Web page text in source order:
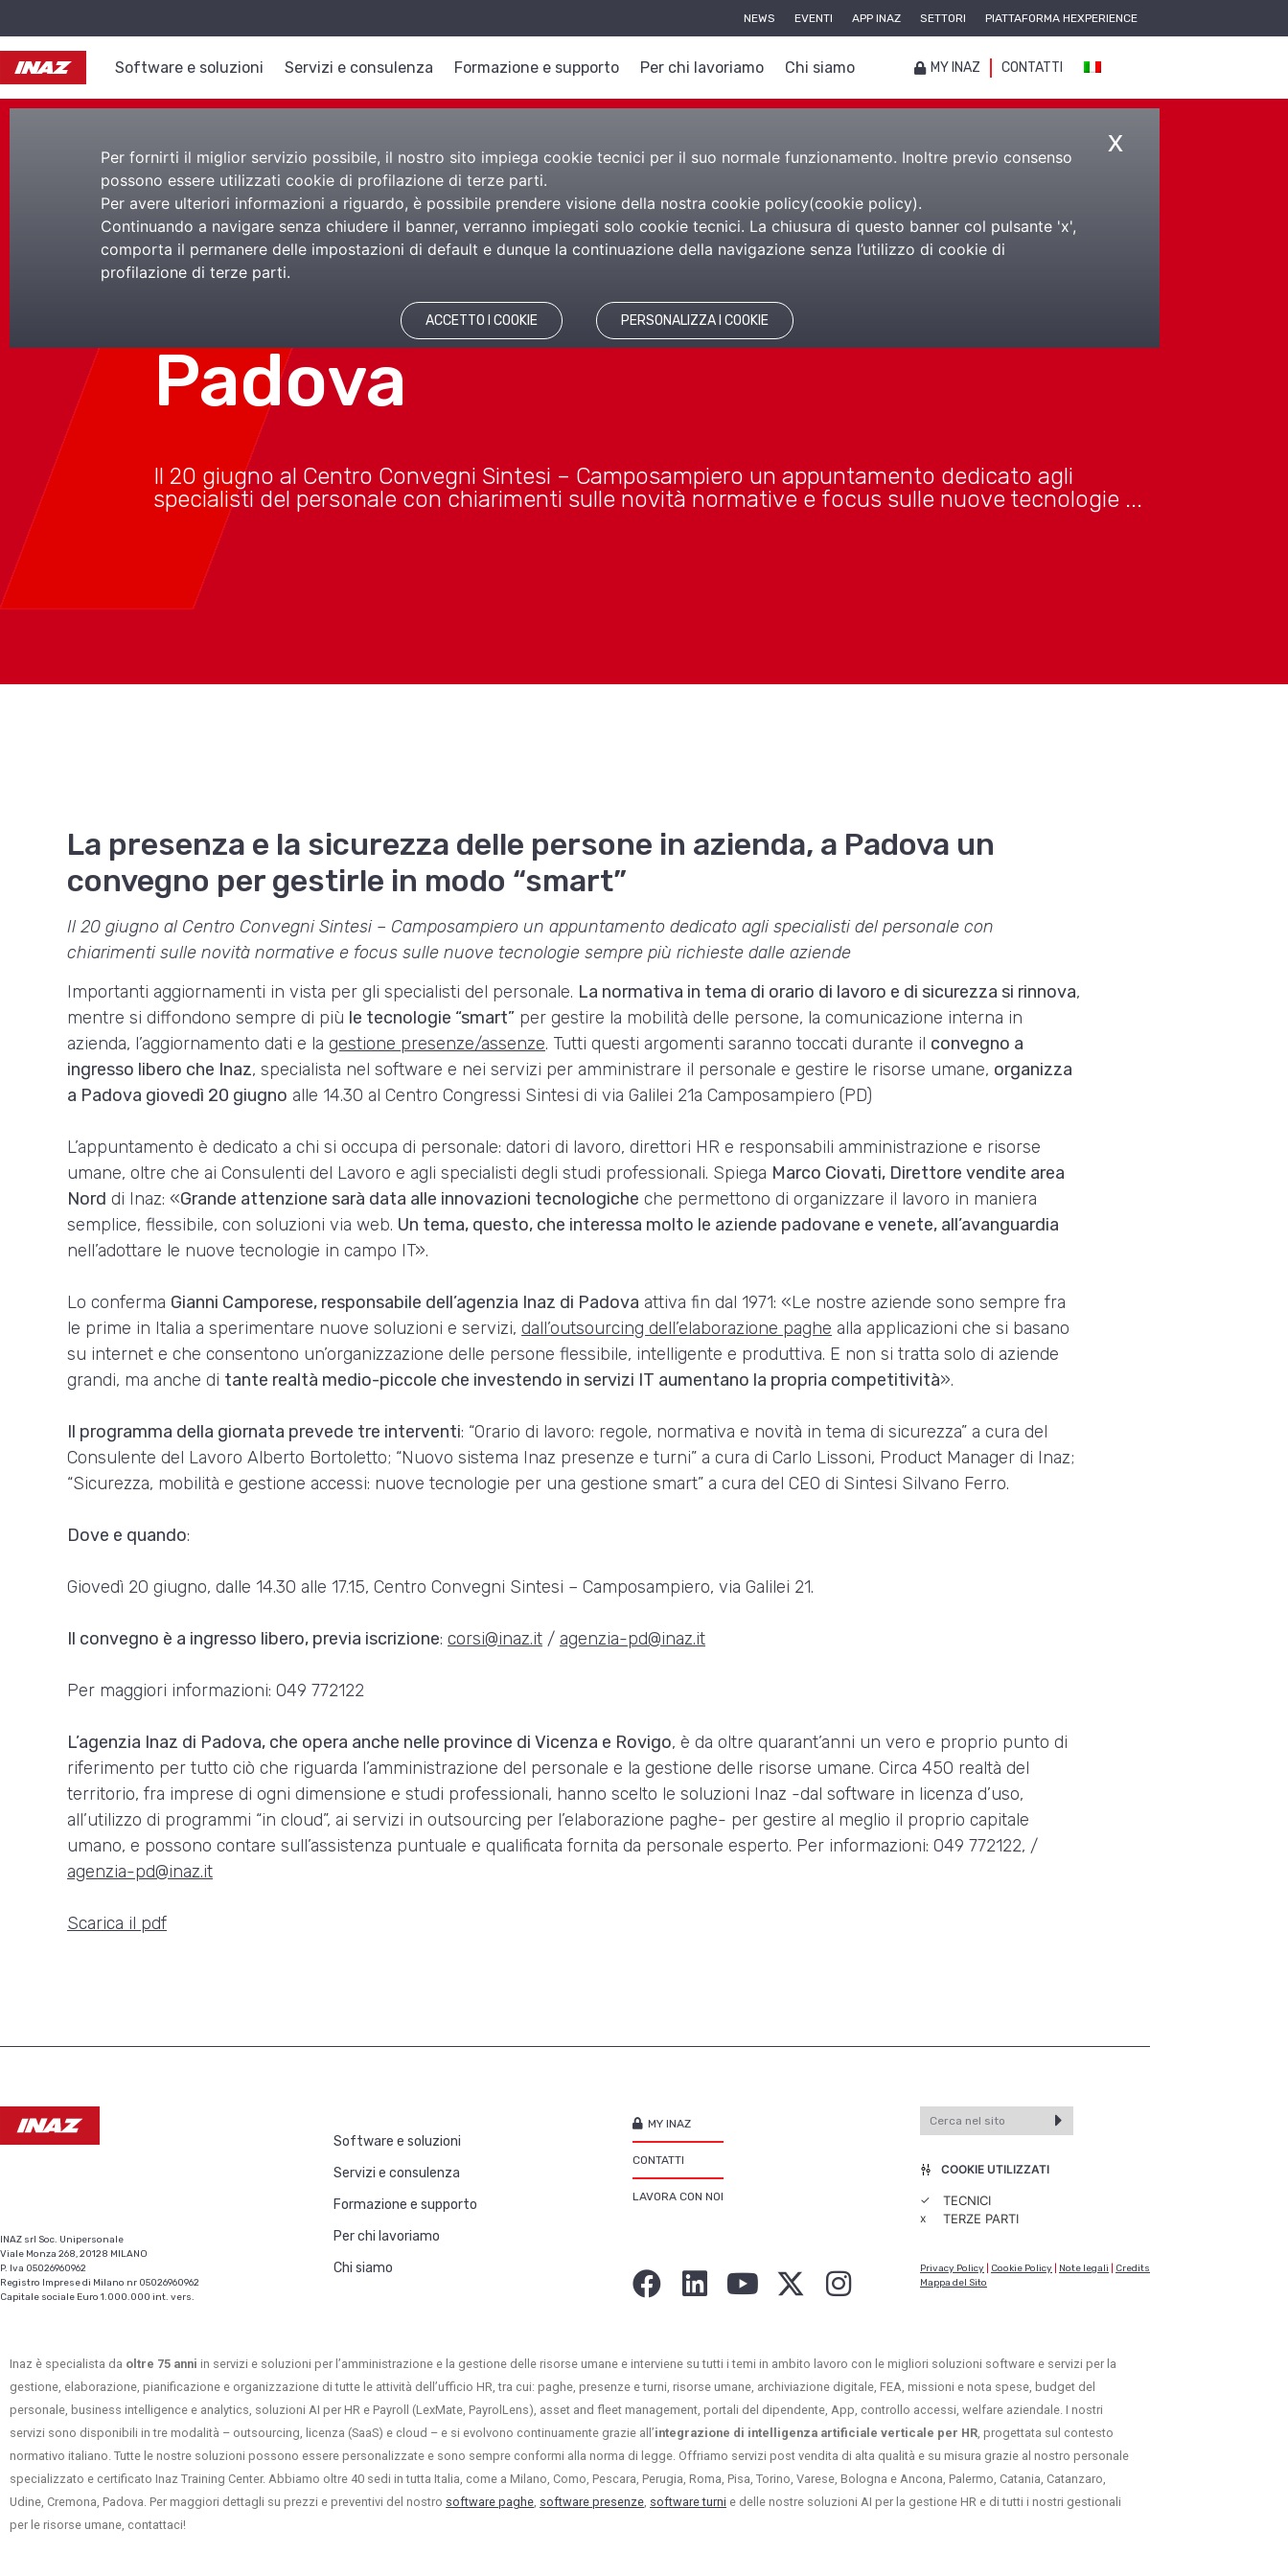
NEWS EVENTI APP INAZ SETTORI PIATTAFORMA HEXPERIENCE
Software e soluzioni Servizi e consulenza Formazione e supporto Per chi lavoriamo Chi siamo MY INAZ CONTATTI
x
Per fornirti il miglior servizio possibile, il nostro sito impiega cookie tecnici per il suo normale funzionamento. Inoltre previo consenso
possono essere utilizzati cookie di profilazione di terze parti.
Per avere ulteriori informazioni a riguardo, è possibile prendere visione della nostra cookie policy(cookie policy).
Continuando a navigare senza chiudere il banner, verranno impiegati solo cookie tecnici. La chiusura di questo banner col pulsante 'x',
comporta il permanere delle impostazioni di default e dunque la continuazione della navigazione senza l’utilizzo di cookie di
profilazione di terze parti.
ACCETTO I COOKIE PERSONALIZZA I COOKIE
Presenze e Turni smart
Padova
Il 20 giugno al Centro Convegni Sintesi – Camposampiero un appuntamento dedicato agli
specialisti del personale con chiarimenti sulle novità normative e focus sulle nuove tecnologie ...
La presenza e la sicurezza delle persone in azienda, a Padova un
convegno per gestirle in modo “smart”
Il 20 giugno al Centro Convegni Sintesi – Camposampiero un appuntamento dedicato agli specialisti del personale con
chiarimenti sulle novità normative e focus sulle nuove tecnologie sempre più richieste dalle aziende
Importanti aggiornamenti in vista per gli specialisti del personale. La normativa in tema di orario di lavoro e di sicurezza si rinnova,
mentre si diffondono sempre di più le tecnologie “smart” per gestire la mobilità delle persone, la comunicazione interna in
azienda, l’aggiornamento dati e la gestione presenze/assenze. Tutti questi argomenti saranno toccati durante il convegno a
ingresso libero che Inaz, specialista nel software e nei servizi per amministrare il personale e gestire le risorse umane, organizza
a Padova giovedì 20 giugno alle 14.30 al Centro Congressi Sintesi di via Galilei 21a Camposampiero (PD)
L’appuntamento è dedicato a chi si occupa di personale: datori di lavoro, direttori HR e responsabili amministrazione e risorse
umane, oltre che ai Consulenti del Lavoro e agli specialisti degli studi professionali. Spiega Marco Ciovati, Direttore vendite area
Nord di Inaz: «Grande attenzione sarà data alle innovazioni tecnologiche che permettono di organizzare il lavoro in maniera
semplice, flessibile, con soluzioni via web. Un tema, questo, che interessa molto le aziende padovane e venete, all’avanguardia
nell’adottare le nuove tecnologie in campo IT».
Lo conferma Gianni Camporese, responsabile dell’agenzia Inaz di Padova attiva fin dal 1971: «Le nostre aziende sono sempre fra
le prime in Italia a sperimentare nuove soluzioni e servizi, dall’outsourcing dell’elaborazione paghe alla applicazioni che si basano
su internet e che consentono un’organizzazione delle persone flessibile, intelligente e produttiva. E non si tratta solo di aziende
grandi, ma anche di tante realtà medio-piccole che investendo in servizi IT aumentano la propria competitività».
Il programma della giornata prevede tre interventi: “Orario di lavoro: regole, normativa e novità in tema di sicurezza” a cura del
Consulente del Lavoro Alberto Bortoletto; “Nuovo sistema Inaz presenze e turni” a cura di Carlo Lissoni, Product Manager di Inaz;
“Sicurezza, mobilità e gestione accessi: nuove tecnologie per una gestione smart” a cura del CEO di Sintesi Silvano Ferro.
Dove e quando:
Giovedì 20 giugno, dalle 14.30 alle 17.15, Centro Convegni Sintesi – Camposampiero, via Galilei 21.
Il convegno è a ingresso libero, previa iscrizione: corsi@inaz.it / agenzia-pd@inaz.it
Per maggiori informazioni: 049 772122
L’agenzia Inaz di Padova, che opera anche nelle province di Vicenza e Rovigo, è da oltre quarant’anni un vero e proprio punto di
riferimento per tutto ciò che riguarda l’amministrazione del personale e la gestione delle risorse umane. Circa 450 realtà del
territorio, fra imprese di ogni dimensione e studi professionali, hanno scelto le soluzioni Inaz -dal software in licenza d’uso,
all’utilizzo di programmi “in cloud”, ai servizi in outsourcing per l’elaborazione paghe- per gestire al meglio il proprio capitale
umano, e possono contare sull’assistenza puntuale e qualificata fornita da personale esperto. Per informazioni: 049 772122, /
agenzia-pd@inaz.it
Scarica il pdf
INAZ srl Soc. Unipersonale
Viale Monza 268, 20128 MILANO
P. Iva 05026960962
Registro Imprese di Milano nr 05026960962
Capitale sociale Euro 1.000.000 int. vers.
Software e soluzioni
Servizi e consulenza
Formazione e supporto
Per chi lavoriamo
Chi siamo
MY INAZ
CONTATTI
LAVORA CON NOI
COOKIE UTILIZZATI
✓ TECNICI
x TERZE PARTI
Privacy Policy Cookie Policy Note legali
Credits
Mappa del Sito
Inaz è specialista da oltre 75 anni in servizi e soluzioni per l’amministrazione e la gestione delle risorse umane e interviene su tutti i temi in ambito lavoro con le migliori soluzioni software e servizi per la
gestione, elaborazione, pianificazione e organizzazione di tutte le attività dell’ufficio HR, tra cui: paghe, presenze e turni, risorse umane, archiviazione digitale, FEA, missioni e nota spese, budget del
personale, business intelligence e analytics, soluzioni AI per HR e Payroll (LexMate, PayrolLens), asset and fleet management, portali del dipendente, App, controllo accessi, welfare aziendale. I nostri
servizi sono disponibili in tre modalità – outsourcing, licenza (SaaS) e cloud – e si evolvono continuamente grazie all’integrazione di intelligenza artificiale verticale per HR , progettata sul contesto
normativo italiano. Tutte le nostre soluzioni possono essere personalizzate e sono sempre conformi alla norma di legge. Offriamo servizi post vendita di alta qualità e su misura grazie al nostro personale
specializzato e certificato Inaz Training Center. Abbiamo oltre 40 sedi in tutta Italia, come a Milano, Como, Pescara, Perugia, Roma, Pisa, Torino, Varese, Bologna e Ancona, Palermo, Catania, Catanzaro,
Udine, Cremona, Padova. Per maggiori dettagli su prezzi e preventivi del nostro software paghe software presenze software turni e delle nostre soluzioni AI per la gestione HR e di tutti i nostri gestionali
per le risorse umane, contattaci!